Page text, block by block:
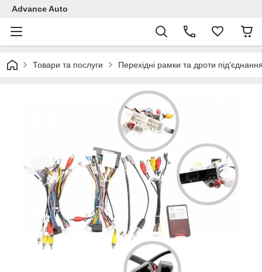
Advance Auto
Товари та послуги Перехідні рамки та дроти